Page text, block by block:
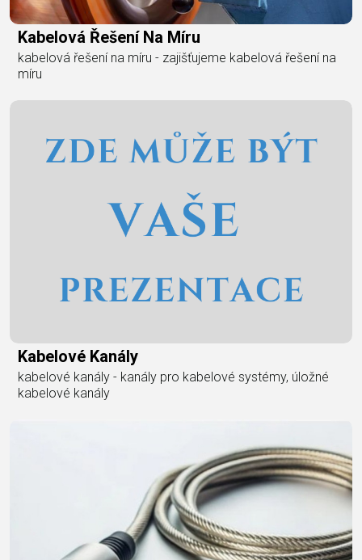
Kabelová Řešení Na Míru
kabelová řešení na míru - zajišťujeme kabelová řešení na
míru
Kabelové Kanály
kabelové kanály - kanály pro kabelové systémy, úložné
kabelové kanály